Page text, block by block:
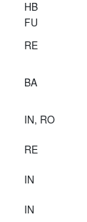
HB
FU
RE
BA
IN, RO
RE
IN
IN